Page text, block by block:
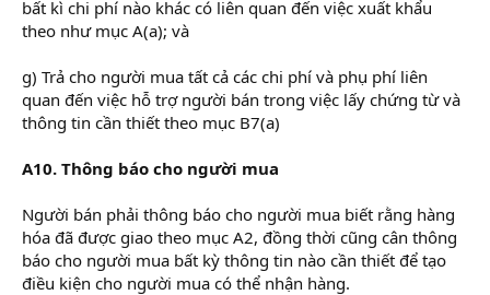
bất kì chi phí nào khác có liên quan đến việc xuất khẩu
theo như mục A(a); và
g) Trả cho người mua tất cả các chi phí và phụ phí liên
quan đến việc hỗ trợ người bán trong việc lấy chứng từ và
thông tin cần thiết theo mục B7(a)
A10. Thông báo cho người mua
Người bán phải thông báo cho người mua biết rằng hàng
hóa đã được giao theo mục A2, đồng thời cũng cân thông
báo cho người mua bất kỳ thông tin nào cần thiết để tạo
điều kiện cho người mua có thể nhận hàng.